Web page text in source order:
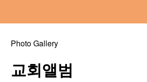
Photo Gallery
교회앨범